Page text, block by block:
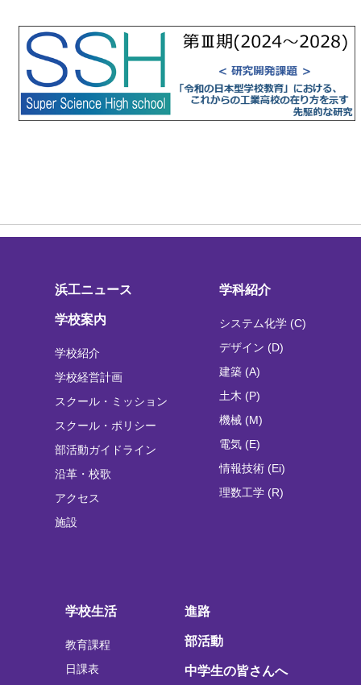
浜工ニュース
学校案内
学校紹介
学校経営計画
スクール・ミッション
スクール・ポリシー
部活動ガイドライン
沿革・校歌
アクセス
施設
学科紹介
システム化学 (C)
デザイン (D)
建築 (A)
土木 (P)
機械 (M)
電気 (E)
情報技術 (Ei)
理数工学 (R)
学校生活
教育課程
日課表
進路
部活動
中学生の皆さんへ